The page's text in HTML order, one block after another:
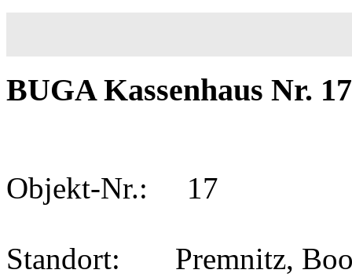
BUGA Kassenhaus Nr. 17
Objekt-Nr.: 17
Standort: Premnitz,